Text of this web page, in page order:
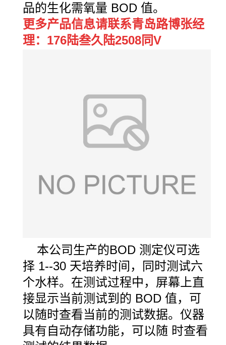
品的生化需氧量 BOD 值。
更多产品信息请联系青岛路博张经
理：176陆叁久陆2508同V
本公司生产的BOD 测定仪可选
择 1--30 天培养时间，同时测试六
个水样。在测试过程中，屏幕上直
接显示当前测试到的 BOD 值，可
以随时查看当前的测试数据。仪器
具有自动存储功能，可以随 时查看